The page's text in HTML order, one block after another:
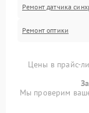
Ремонт датчика
Ремонт оптики
Цены в прайс-
Мы проверим